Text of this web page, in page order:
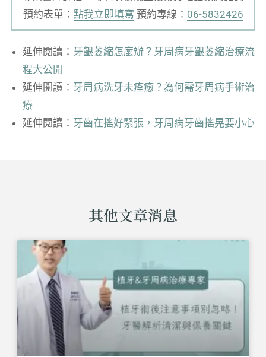
預約表單： 點我立即填寫 預約專線： 06-5832426
延伸閱讀： 牙齦萎縮怎麼辦？牙周病牙齦萎縮治療流
程大公開
延伸閱讀： 牙周病洗牙未痊癒？為何需牙周病手術治
療
延伸閱讀： 牙齒在搖好緊張，牙周病牙齒搖晃要小心
其他文章消息